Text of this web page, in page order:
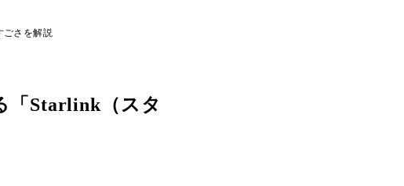
ごさを解説
「Starlink（スタ